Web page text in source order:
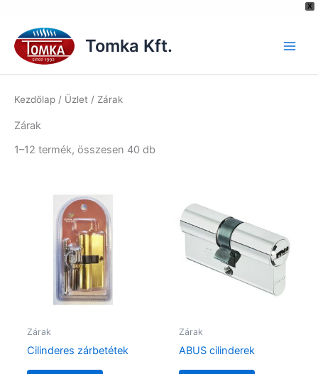
X
content
Tomka Kft.
Kezdőlap / Üzlet / Zárak
Zárak
1–12 termék, összesen 40 db
Zárak
Cilinderes zárbetétek
Zárak
ABUS cilinderek